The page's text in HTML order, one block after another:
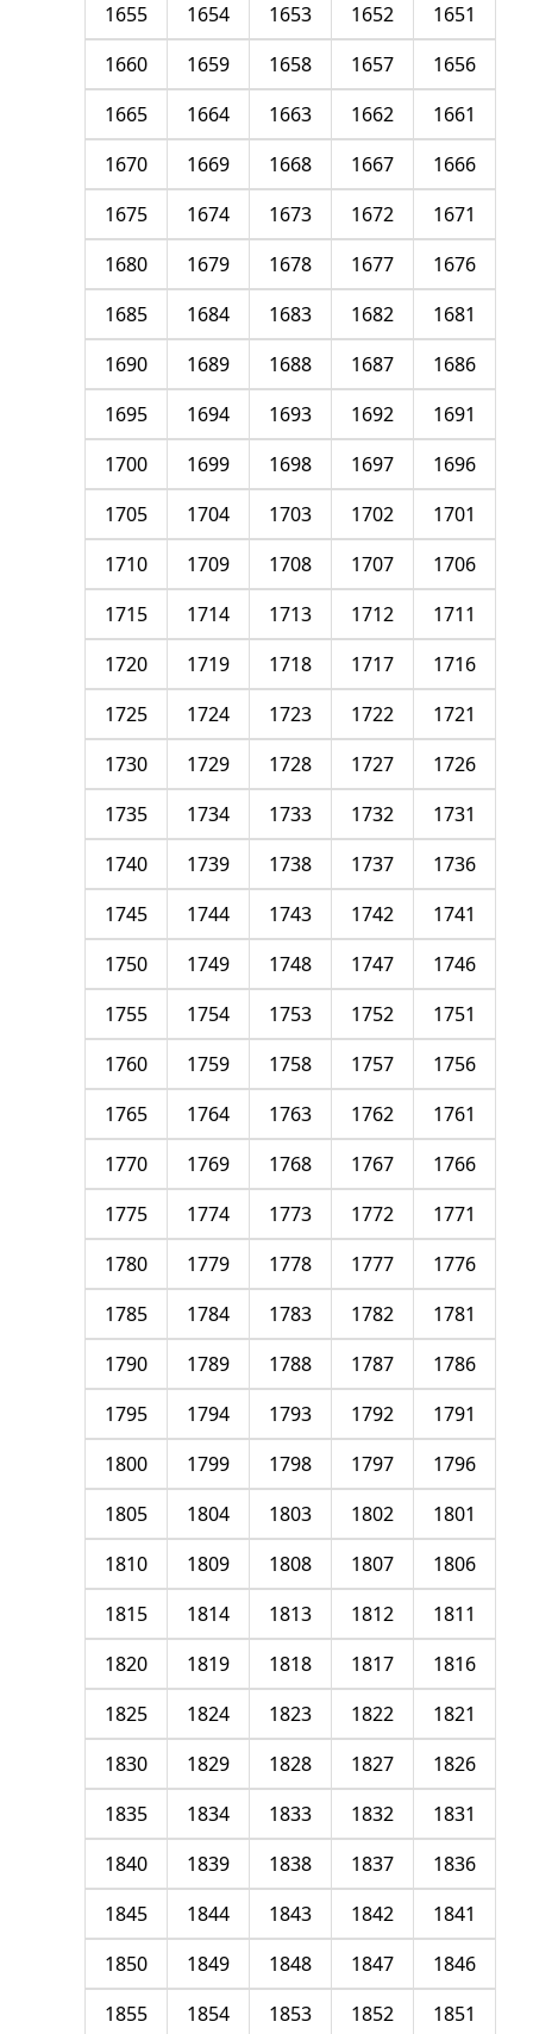
1651
1652
1653
1654
1655
1656
1657
1658
1659
1660
1661
1662
1663
1664
1665
1666
1667
1668
1669
1670
1671
1672
1673
1674
1675
1676
1677
1678
1679
1680
1681
1682
1683
1684
1685
1686
1687
1688
1689
1690
1691
1692
1693
1694
1695
1696
1697
1698
1699
1700
1701
1702
1703
1704
1705
1706
1707
1708
1709
1710
1711
1712
1713
1714
1715
1716
1717
1718
1719
1720
1721
1722
1723
1724
1725
1726
1727
1728
1729
1730
1731
1732
1733
1734
1735
1736
1737
1738
1739
1740
1741
1742
1743
1744
1745
1746
1747
1748
1749
1750
1751
1752
1753
1754
1755
1756
1757
1758
1759
1760
1761
1762
1763
1764
1765
1766
1767
1768
1769
1770
1771
1772
1773
1774
1775
1776
1777
1778
1779
1780
1781
1782
1783
1784
1785
1786
1787
1788
1789
1790
1791
1792
1793
1794
1795
1796
1797
1798
1799
1800
1801
1802
1803
1804
1805
1806
1807
1808
1809
1810
1811
1812
1813
1814
1815
1816
1817
1818
1819
1820
1821
1822
1823
1824
1825
1826
1827
1828
1829
1830
1831
1832
1833
1834
1835
1836
1837
1838
1839
1840
1841
1842
1843
1844
1845
1846
1847
1848
1849
1850
1851
1852
1853
1854
1855